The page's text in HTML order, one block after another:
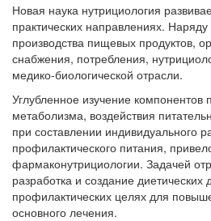
Новая наука нутрициология
практических направлениях.
производства пищевых продуктов,
снабжения, потребления,
медико-биологической отрасли.
Углубленное изучение
метаболизма, воздействия
при составлении индивидуального
профилактического питания,
фармаконутрициологии. Задачей
разработка и создание диетических
профилактических целях для
основного лечения.